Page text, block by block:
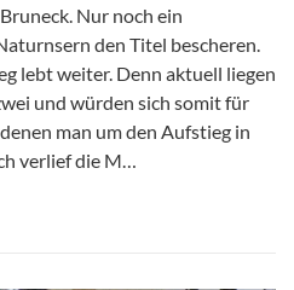
Nur noch ein
den Titel bescheren.
lebt weiter. Denn aktuell liegen
und würden sich somit für
man um den Aufstieg in
verlief die M…